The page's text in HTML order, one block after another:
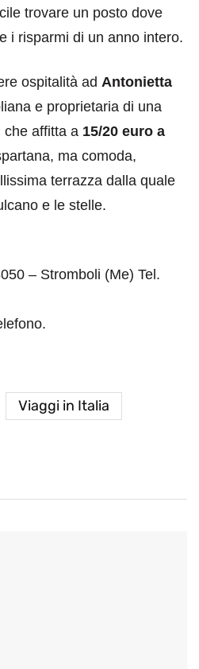
trovare un posto dove
i risparmi di un anno intero.
ospitalità ad Antonietta
e proprietaria di una
che affitta a 15/20 euro a
ma comoda,
terrazza dalla quale
e le stelle.
– Stromboli (Me) Tel.
Viaggi in Italia